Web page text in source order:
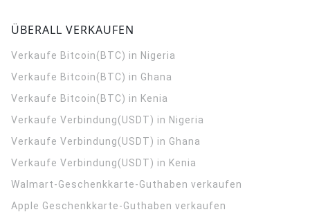
ÜBERALL VERKAUFEN
Verkaufe Bitcoin(BTC) in Nigeria
Verkaufe Bitcoin(BTC) in Ghana
Verkaufe Bitcoin(BTC) in Kenia
Verkaufe Verbindung(USDT) in Nigeria
Verkaufe Verbindung(USDT) in Ghana
Verkaufe Verbindung(USDT) in Kenia
Walmart-Geschenkkarte-Guthaben verkaufen
Apple Geschenkkarte-Guthaben verkaufen